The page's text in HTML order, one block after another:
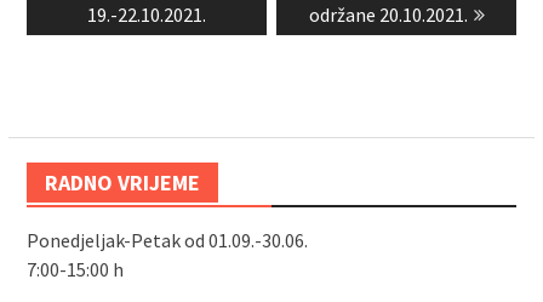
post:19.-22.10.2021.
post:
održane 20.10.2021.
RADNO VRIJEME
Ponedjeljak-Petak od 01.09.-30.06.
7:00-15:00 h